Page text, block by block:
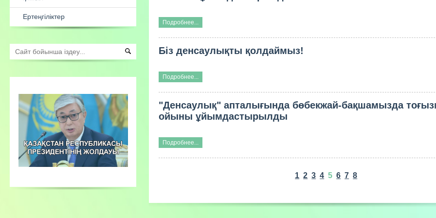
Есеп
Ата-аналарға арналған
Сыбайлас жемқорлық қарсы іс
Подробнее...
Біз денсаулықты қолдаймыз!
Подробнее...
"Денсаулық" апталығында бөбекжай-бақшамызда
ойыны ұйымдастырылды
Подробнее...
1 2 3 4 5 6 7 8